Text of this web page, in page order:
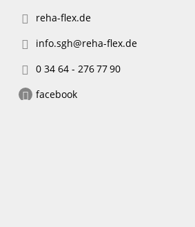
reha-flex.de
info.sgh@reha-flex.de
0 34 64 - 276 77 90
facebook